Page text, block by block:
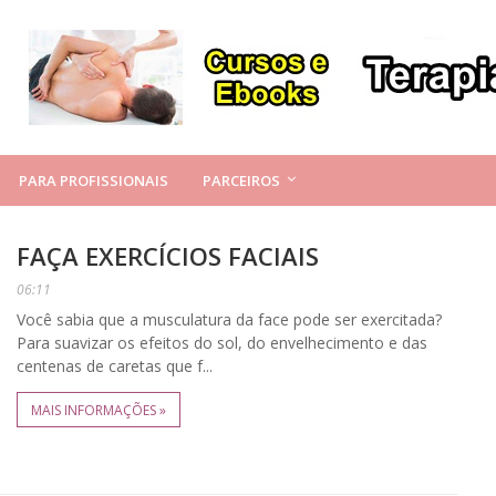
PARA PROFISSIONAIS PARCEIROS
FAÇA EXERCÍCIOS FACIAIS
06:11
Você sabia que a musculatura da face pode ser exercitada?
Para suavizar os efeitos do sol, do envelhecimento e das
centenas de caretas que f...
MAIS INFORMAÇÕES »